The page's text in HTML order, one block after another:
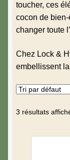
Décoration
Idées
toucher, ces
cocon de
changer toute
Chez Lock &
embellissent
3 résultats